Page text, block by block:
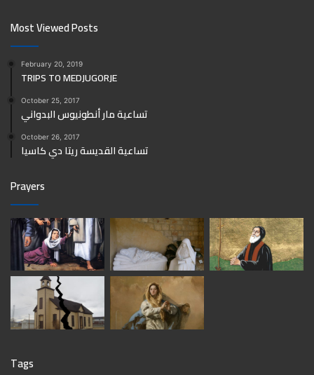
Most Viewed Posts
February 20, 2019
TRIPS TO MEDJUGORJE
October 25, 2017
تساعية مار أنطونيوس البدواني
October 26, 2017
تساعية القديسة ريتا دي كاسيا
Prayers
Tags